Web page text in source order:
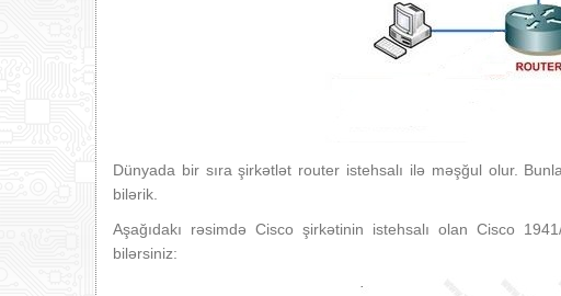
Dünyada bir sıra şirkətlət router istehsalı ilə məşğul olur.
bilərik.
Aşağıdakı rəsimdə Cisco şirkətinin istehsalı olan Cisco
bilərsiniz: